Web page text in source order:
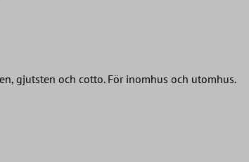
gjutsten och cotto. För inomhus och utomhus.